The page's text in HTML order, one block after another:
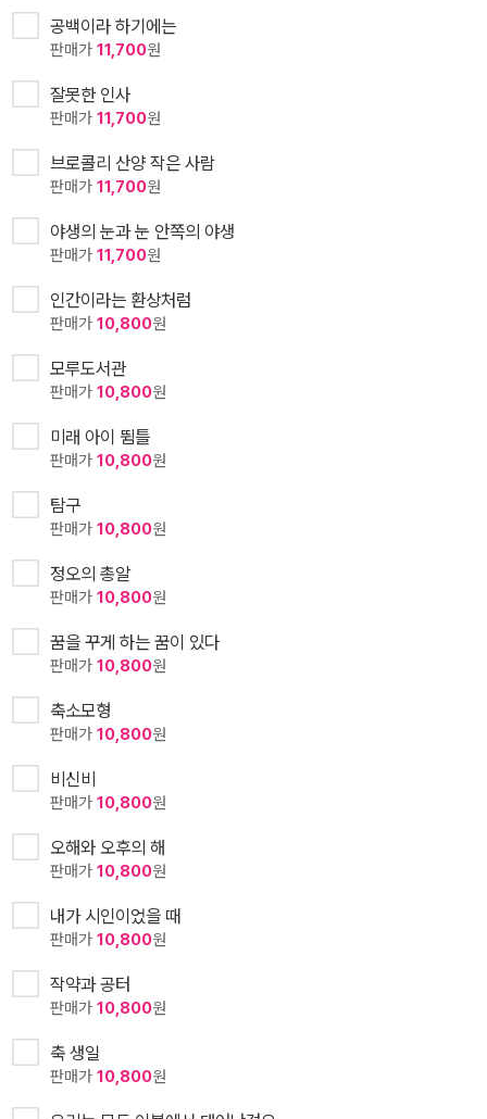
공백이라 하기에는
판매가 11,700원
잘못한 인사
판매가 11,700원
브로콜리 산양 작은 사람
판매가 11,700원
야생의 눈과 눈 안쪽의 야생
판매가 11,700원
인간이라는 환상처럼
판매가 10,800원
모루도서관
판매가 10,800원
미래 아이 뜀틀
판매가 10,800원
탐구
판매가 10,800원
정오의 총알
판매가 10,800원
꿈을 꾸게 하는 꿈이 있다
판매가 10,800원
축소모형
판매가 10,800원
비신비
판매가 10,800원
오해와 오후의 해
판매가 10,800원
내가 시인이었을 때
판매가 10,800원
작약과 공터
판매가 10,800원
축 생일
판매가 10,800원